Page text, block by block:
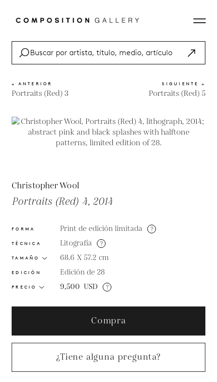
« ANTERIOR
Portraits (Red) 3
SIGUIENTE »
Portraits (Red) 5
Christopher Wool
Portraits (Red) 4, 2014
FORMA Print de edición limitada ?
TÉCNICA Litografía ?
TAMAÑO 68.6 X 57.2 cm
EDICIÓN Edición de 28
PRECIO 9,500 USD ?
Compra
¿Tiene alguna pregunta?